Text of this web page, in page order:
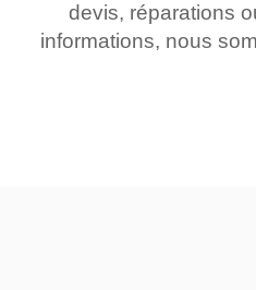
devis, réparations
informations, nous